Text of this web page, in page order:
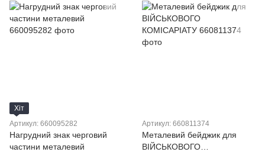
Хіт
Артикул: 660095282
Нагрудний знак черговий
частини металевий
Артикул: 660811374
Металевий бейджик для
ВІЙСЬКОВОГО